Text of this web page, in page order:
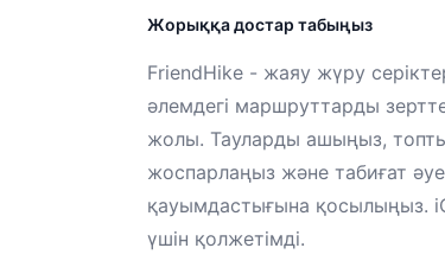
Жорыққа достар табыңыз
FriendHike - жаяу жүру
әлемдегі маршруттарды
жолы. Тауларды ашыңыз,
жоспарлаңыз және табиғат
қауымдастығына қосылыңыз.
үшін қолжетімді.